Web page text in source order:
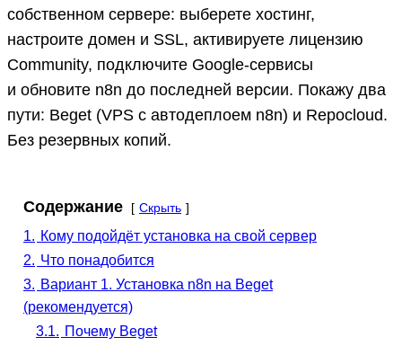
собственном сервере: выберете хостинг,
настроите домен и SSL, активируете лицензию
Community, подключите Google-сервисы
и обновите n8n до последней версии. Покажу два
пути: Beget (VPS с автодеплоем n8n) и Repocloud.
Без резервных копий.
Содержание Скрыть
1. Кому подойдёт установка на свой сервер
2. Что понадобится
3. Вариант 1. Установка n8n на Beget
(рекомендуется)
3.1. Почему Beget